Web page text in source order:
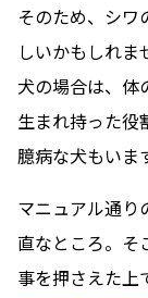
そのため、シワ
しいかもしれ
犬の場合は、体
生まれ持った役
臆病な犬もいま
マニュアル通り
直なところ。そ
事を押さえた上